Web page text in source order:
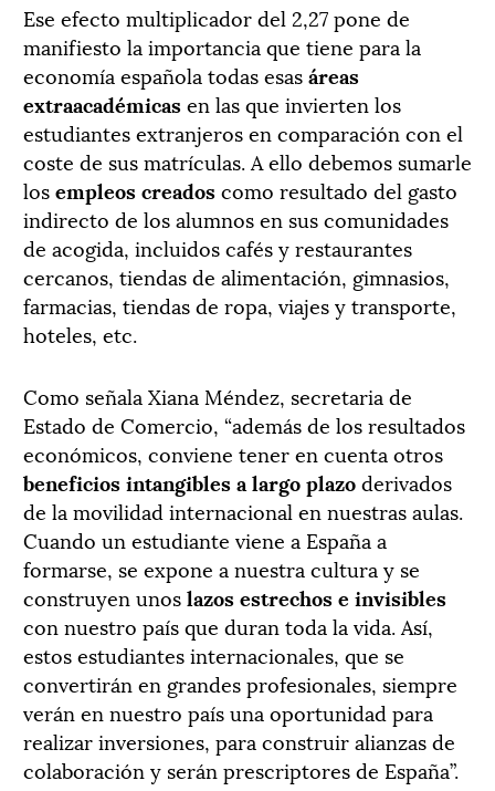
Ese efecto multiplicador del 2,27 pone de
manifiesto la importancia que tiene para la
economía española todas esasáreas
extraacadémicasen las que invierten los
estudiantes extranjeros en comparación con el
coste de sus matrículas. A ello debemos sumarle
losempleos creadoscomo resultado del gasto
indirecto de los alumnos en sus comunidades
de acogida, incluidos cafés y restaurantes
cercanos, tiendas de alimentación, gimnasios,
farmacias, tiendas de ropa, viajes y transporte,
hoteles, etc.
Como señala Xiana Méndez, secretaria de
Estado de Comercio, “además de los resultados
económicos, conviene tener en cuenta otros
beneficios intangibles a largo plazoderivados
de la movilidad internacional en nuestras aulas.
Cuando un estudiante viene a España a
formarse, se expone a nuestra cultura y se
construyen unoslazos estrechos e invisibles
con nuestro país que duran toda la vida. Así,
estos estudiantes internacionales, que se
convertirán en grandes profesionales, siempre
verán en nuestro país una oportunidad para
realizar inversiones, para construir alianzas de
colaboración y serán prescriptores de España”.